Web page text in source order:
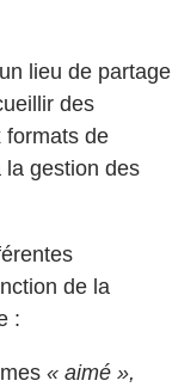
lieu de partage
des
formats de
la gestion des
de la
:
« aimé »,